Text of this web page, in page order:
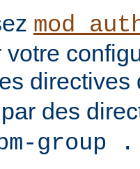
votre
par des
group